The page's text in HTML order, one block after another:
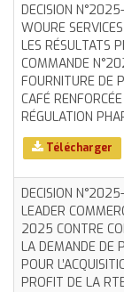
DECISION
WOURE
LES RÉSULTATS
COMMANDE
FOURNITURE DE
CAFÉ
RÉGULATION
Télécharger
DECISION
LEADER
2025 CONTRE
LA DEMANDE DE
POUR
PROFIT DE LA